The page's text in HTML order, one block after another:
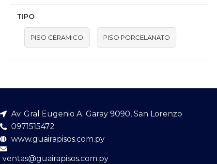
TIPO
PISO CERAMICO PISO PORCELANATO
Av. Gral Eugenio A. Garay 9090, San Lorenzo
0971515472
www.guairapisos.com.py
ventas@guairapisos.com.py